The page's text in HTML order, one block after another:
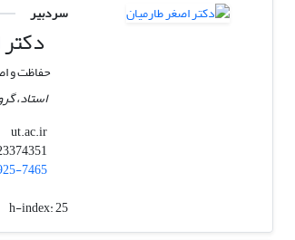
سردبیر
حفاظت و
استاد،
tarmian
ut.ac.ir
7465
h-index:25